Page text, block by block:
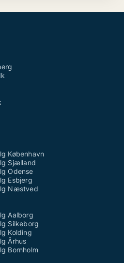
København
Sjælland
Odense
Esbjerg
Næstved
Aalborg
Silkeborg
Kolding
Århus
Bornholm